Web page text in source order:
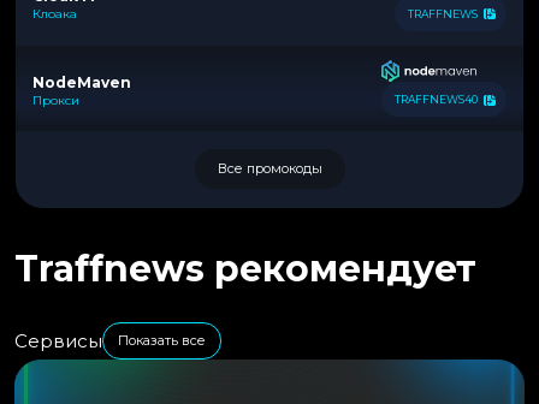
Клоака TRAFFNEWS
NodeMaven
Прокси TRAFFNEWS40
Все промокоды
Traffnews рекомендует
Сервисы Показать все